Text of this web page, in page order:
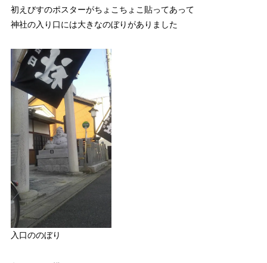
初えびすのポスターがちょこちょこ貼ってあって
神社の入り口には大きなのぼりがありました
入口ののぼり